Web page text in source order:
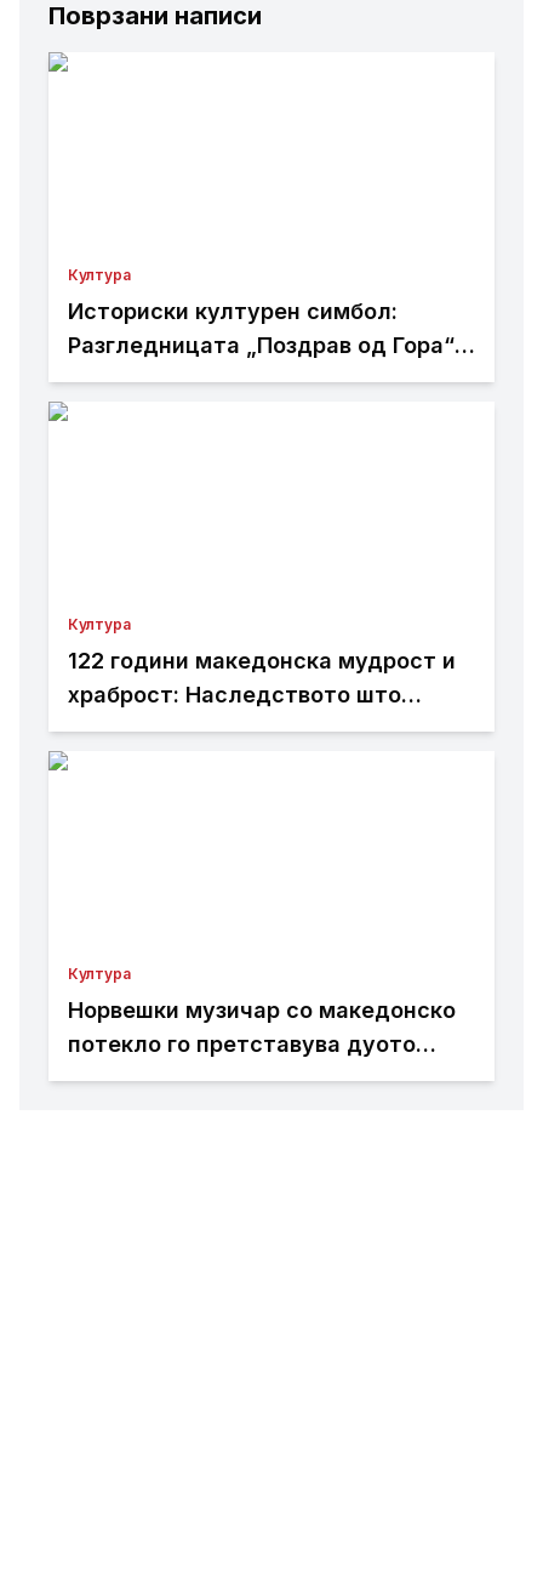
Поврзани написи
Култура
Историски културен симбол:
Разгледницата „Поздрав од Гора“
отпечатена во Албанија
Култура
122 години македонска мудрост и
храброст: Наследството што
живее
Култура
Норвешки музичар со македонско
потекло го претставува дуото
Добрила и Дориан на својот нов